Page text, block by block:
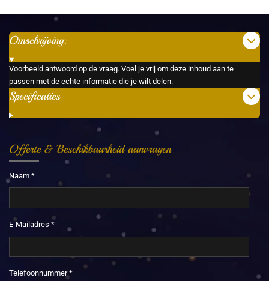
n
e
n
Omschrijving:
Voorbeeld antwoord op de vraag. Voel je vrij om deze inhoud aan te
passen met de echte informatie die je wilt delen.
Specificaties
Offerte & Beschikbaarheid aanvragen
Naam *
E-Mailadres *
Telefoonnummer *